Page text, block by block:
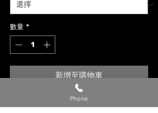
數量 *
新增至購物車
Phone